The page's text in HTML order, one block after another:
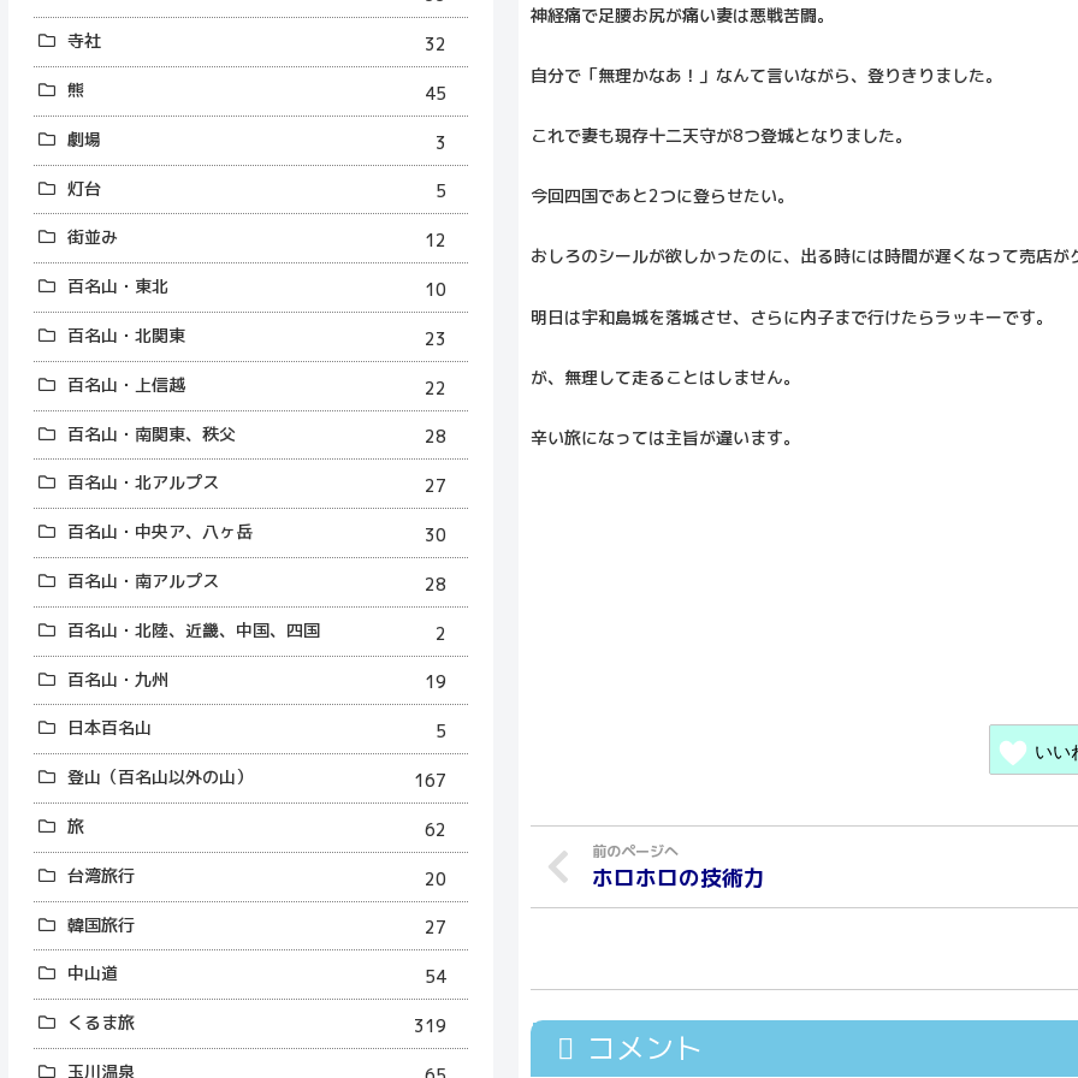
神経痛で足腰お尻が痛い妻は悪戦苦闘。
自分で「無理かなあ！」なんて言いながら、登りきりました。
これで妻も現存十二天守が8つ登城となりました。
今回四国であと2つに登らせたい。
おしろのシールが欲しかったのに、出る時には時間が遅くなって売店が
明日は宇和島城を落城させ、さらに内子まで行けたらラッキーです。
が、無理して走ることはしません。
辛い旅になっては主旨が違います。
いい
ホロホロの技術力
コメント
寺社
32
熊
45
劇場
3
灯台
5
街並み
12
百名山・東北
10
百名山・北関東
23
百名山・上信越
22
百名山・南関東、秩父
28
百名山・北アルプス
27
百名山・中央ア、八ヶ岳
30
百名山・南アルプス
28
百名山・北陸、近畿、中国、四国
2
百名山・九州
19
日本百名山
5
登山（百名山以外の山）
167
旅
62
台湾旅行
20
韓国旅行
27
中山道
54
くるま旅
319
玉川温泉